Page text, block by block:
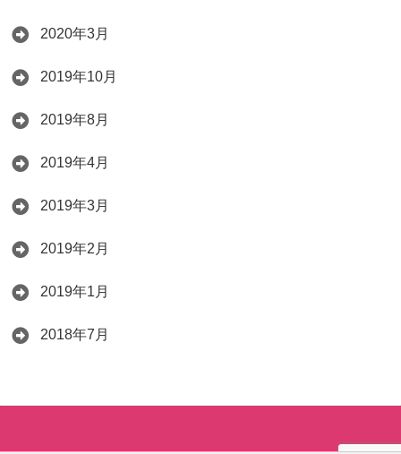
2020年3月
2019年10月
2019年8月
2019年4月
2019年3月
2019年2月
2019年1月
2018年7月